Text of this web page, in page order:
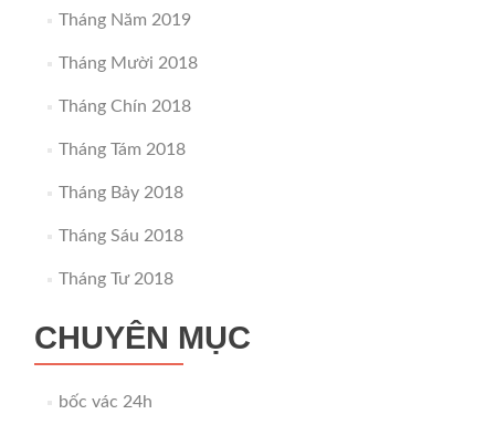
Tháng Năm 2019
Tháng Mười 2018
Tháng Chín 2018
Tháng Tám 2018
Tháng Bảy 2018
Tháng Sáu 2018
Tháng Tư 2018
CHUYÊN MỤC
bốc vác 24h